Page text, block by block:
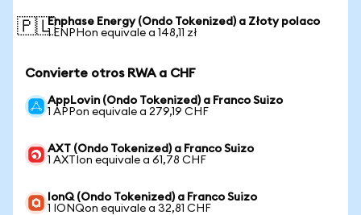
🇵🇱Enphase Energy (Ondo Tokenized) a Złoty polaco
1 ENPHon equivale a 148,11 zł
Convierte otros RWA a CHF
AppLovin (Ondo Tokenized) a Franco Suizo
1 APPon equivale a 279,19 CHF
AXT (Ondo Tokenized) a Franco Suizo
1 AXTIon equivale a 61,78 CHF
IonQ (Ondo Tokenized) a Franco Suizo
1 IONQon equivale a 32,81 CHF